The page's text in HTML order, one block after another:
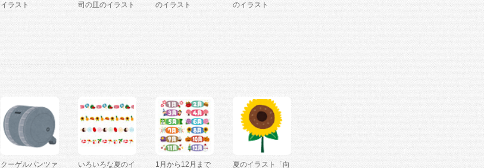
イラスト
司の皿のイラスト
のイラスト
のイラスト
クーゲルパンツァ
いろいろな夏のイ
1月から12月まで
夏のイラスト「向